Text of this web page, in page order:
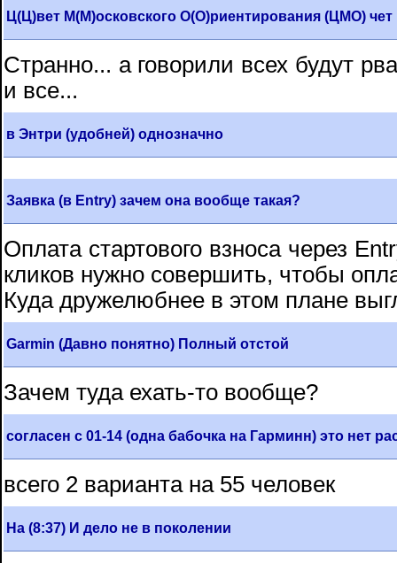
Ц(Ц)вет М(М)осковского О(О)риентирования (ЦМО) чет
Странно... а говорили всех будут
и все...
в Энтри (удобней) однозначно
Заявка (в Entry) зачем она вообще такая?
Оплата стартового взноса через
кликов нужно совершить, чтобы
Куда дружелюбнее в этом плане
Garmin (Давно понятно) Полный отстой
Зачем туда ехать-то вообще?
согласен с 01-14 (одна бабочка на Гарминн) это нет
всего 2 варианта на 55 человек
На (8:37) И дело не в поколении